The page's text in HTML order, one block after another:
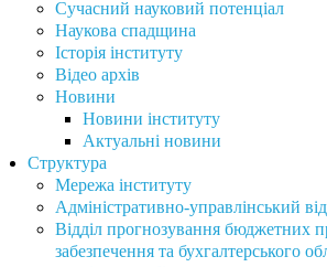
Сучасний науковий потенціал
Наукова спадщина
Історія інституту
Відео архів
Новини
Новини інституту
Актуальні новини
Структура
Мережа інституту
Адміністративно-управлінський
Відділ прогнозування бюджетних
забезпечення та бухгалтерського